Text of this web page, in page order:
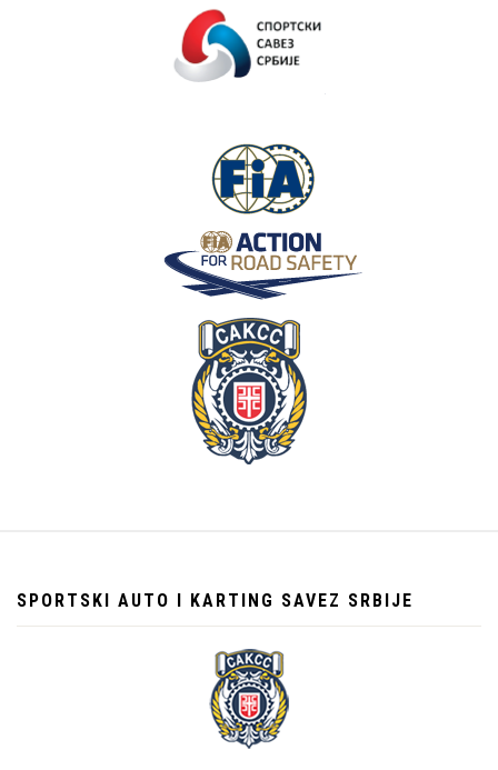
SPORTSKI AUTO I KARTING SAVEZ SRBIJE